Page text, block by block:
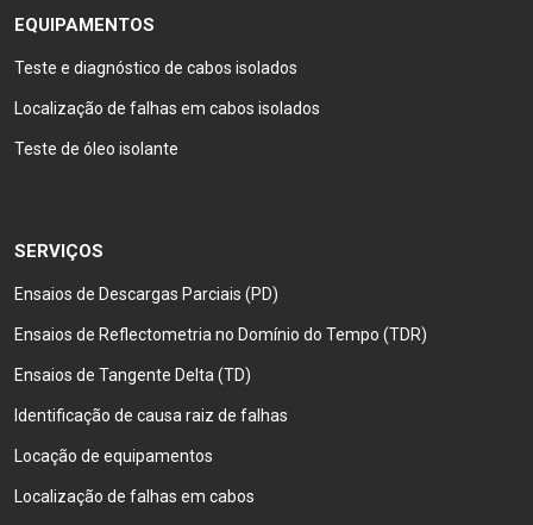
EQUIPAMENTOS
Teste e diagnóstico de cabos isolados
Localização de falhas em cabos isolados
Teste de óleo isolante
SERVIÇOS
Ensaios de Descargas Parciais (PD)
Ensaios de Reflectometria no Domínio do Tempo (TDR)
Ensaios de Tangente Delta (TD)
Identificação de causa raiz de falhas
Locação de equipamentos
Localização de falhas em cabos